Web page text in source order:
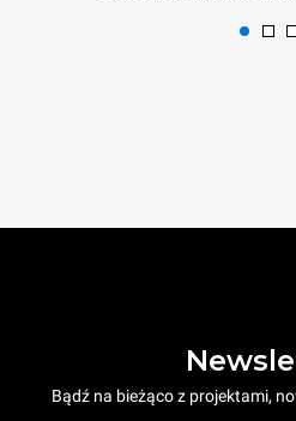
Bądź na bieżąco z projektami,